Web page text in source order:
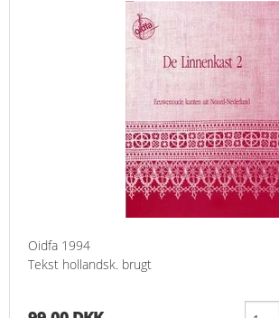
Oidfa 1994
Tekst hollandsk. brugt